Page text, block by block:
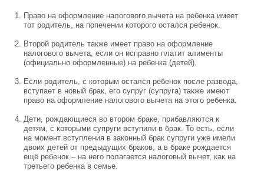
Право на оформление налогового вычета на ребенка имеет
тот родитель, на попечении которого остался ребенок.
Второй родитель также имеет право на оформление
налогового вычета, если он исправно платит алименты
(официально оформленные) на ребенка (детей).
Если родитель, с которым остался ребенок после развода,
вступает в новый брак, его супруг (супруга) также имеют
право на оформление налогового вычета на этого ребенка.
Дети, рождающиеся во втором браке, прибавляются к
детям, с которыми супруги вступили в брак. То есть, если
на момент вступления в законный брак супруги уже имели
двоих детей от предыдущих браков, а в браке рождается
ещё ребенок – на него полагается налоговый вычет, как на
третьего ребенка в семье.